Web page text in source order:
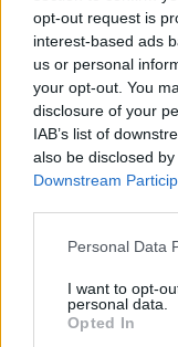
opt-out request is
interest-based ads
us or personal
your opt-out. You
disclosure of your
IAB’s list of
also be disclosed
Downstream
Please note that
not limited to your
grant or deny
use your data for
Personal Data
I want to opt-
personal data.
Opted In
ανισότητες
πλανήτης
πεθαίνει λόγω
δήλωσε αρχικά
Καταλανός
εκπαιδευτικοί
όσοι εργάζονται
πληρώνονται